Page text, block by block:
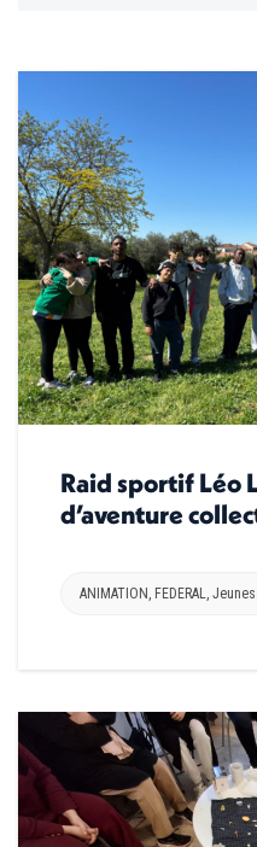
Raid sportif Léo
d’aventure
ANIMATION, FEDERAL,